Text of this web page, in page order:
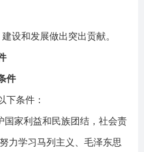
设和发展做出突出贡献。
件
下条件：
国家利益和民族团结，社会责
力学习马列主义、毛泽东思